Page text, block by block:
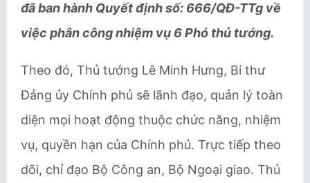
đã ban hành Quyết định số: 666/QĐ-TTg về
việc phân công nhiệm vụ 6 Phó thủ tướng.
Theo đó, Thủ tướng Lê Minh Hưng, Bí thư
Đảng ủy Chính phủ sẽ lãnh đạo, quản lý toàn
diện mọi hoạt động thuộc chức năng, nhiệm
vụ, quyền hạn của Chính phủ. Trực tiếp theo
dõi, chỉ đạo Bộ Công an, Bộ Ngoại giao. Thủ